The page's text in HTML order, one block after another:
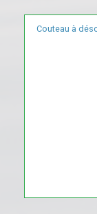
Couteau à